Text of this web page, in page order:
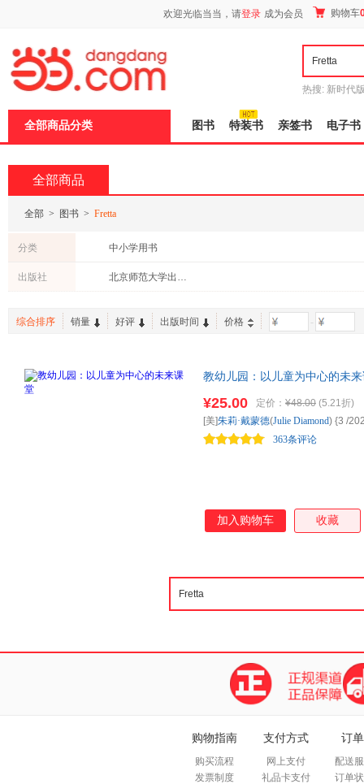
欢迎光临当当，请登录 成为会员 购物车
热搜: 新时代
全部商品分类 图书 特装书 亲签书 电子书
全部商品
全部 > 图书 > Fretta
分类 中小学用书
出版社 北京师范大学出版社
综合排序 销量 好评 出版时间 价格 -
教幼儿园：以儿童为中心的未
园项目、管理等不同领域中有
¥25.00 定价： ¥48.00 (5.21折)
363条评论
[美]朱莉·戴蒙德(Julie Diamond) {3 /
加入购物车 收藏
页
加
购物指南
购买流程
发票制度
支付方式
网上支付
礼品卡支付
订
配送
订单